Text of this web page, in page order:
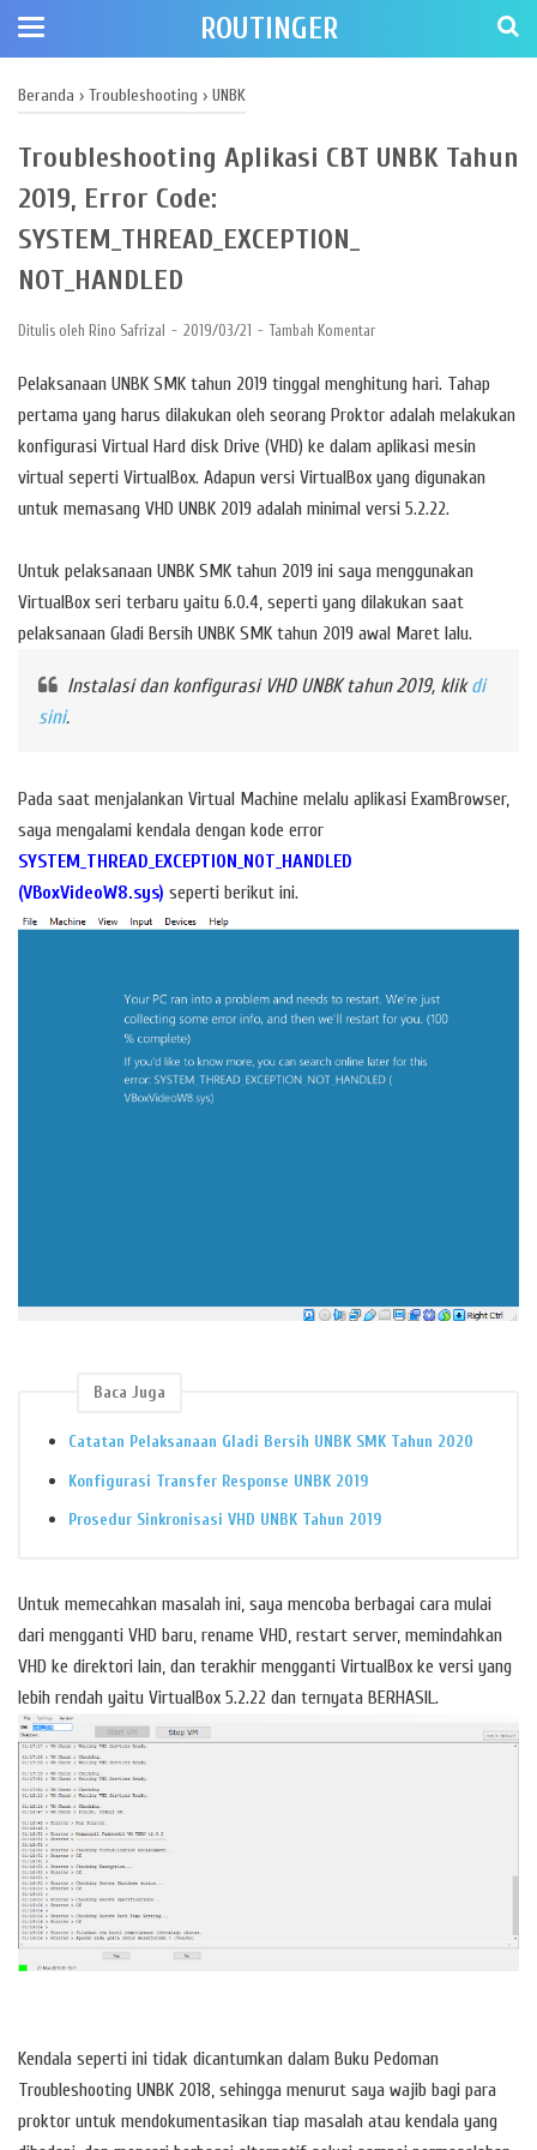
ROUTINGER
Beranda › Troubleshooting › UNBK
Troubleshooting Aplikasi CBT UNBK Tahun
2019, Error Code:
SYSTEM_THREAD_EXCEPTION_
NOT_HANDLED
Ditulis oleh Rino Safrizal 2019/03/21 Tambah Komentar
Pelaksanaan UNBK SMK tahun 2019 tinggal menghitung hari. Tahap
pertama yang harus dilakukan oleh seorang Proktor adalah melakukan
konfigurasi Virtual Hard disk Drive (VHD) ke dalam aplikasi mesin
virtual seperti VirtualBox. Adapun versi VirtualBox yang digunakan
untuk memasang VHD UNBK 2019 adalah minimal versi 5.2.22.
Untuk pelaksanaan UNBK SMK tahun 2019 ini saya menggunakan
VirtualBox seri terbaru yaitu 6.0.4, seperti yang dilakukan saat
pelaksanaan Gladi Bersih UNBK SMK tahun 2019 awal Maret lalu.
Instalasi dan konfigurasi VHD UNBK tahun 2019, klikdi
sini.
Pada saat menjalankan Virtual Machine melalu aplikasi ExamBrowser,
saya mengalami kendala dengan kode error
SYSTEM_THREAD_EXCEPTION_NOT_HANDLED
(VBoxVideoW8.sys) seperti berikut ini.
Baca Juga
Catatan Pelaksanaan Gladi Bersih UNBK SMK Tahun 2020
Konfigurasi Transfer Response UNBK 2019
Prosedur Sinkronisasi VHD UNBK Tahun 2019
Untuk memecahkan masalah ini, saya mencoba berbagai cara mulai
dari mengganti VHD baru, rename VHD, restart server, memindahkan
VHD ke direktori lain, dan terakhir mengganti VirtualBox ke versi yang
lebih rendah yaitu VirtualBox 5.2.22 dan ternyata BERHASIL.
Kendala seperti ini tidak dicantumkan dalam Buku Pedoman
Troubleshooting UNBK 2018, sehingga menurut saya wajib bagi para
proktor untuk mendokumentasikan tiap masalah atau kendala yang